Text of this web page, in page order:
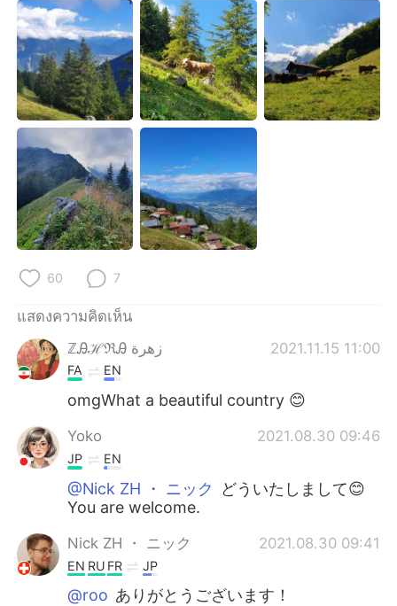
Türkçe Tiếng Việt
Português
60 7
แสดงความคิดเห็น
ℤᎯℋℜᎯ زهرة
2021.11.15 11:00
FA EN
omgWhat a beautiful country 😊
Yoko 2021.08.30 09:46
JP EN
@Nick ZH ・ ニック
どういたしまして😊
You are welcome.
Nick ZH ・ ニック 2021.08.30 09:41
EN RU FR JP
@roo ありがとうございます！